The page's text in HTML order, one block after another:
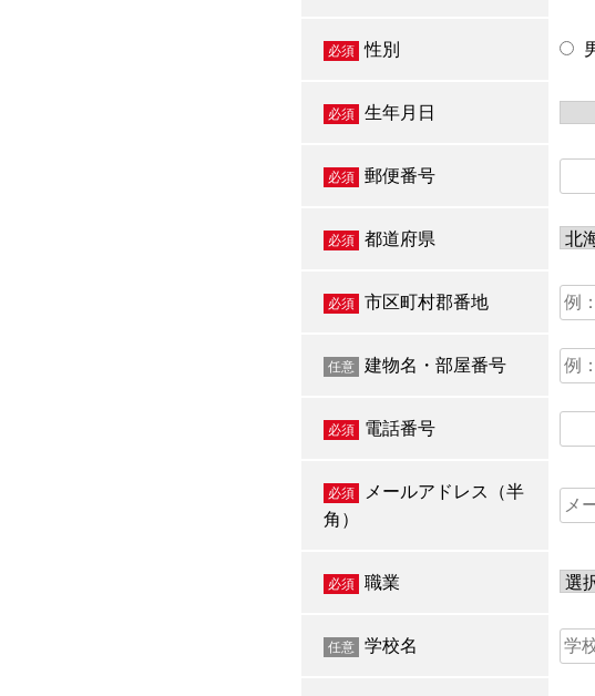
必須 性別
必須 生年月日
必須 郵便番号
必須 都道府県
必須 市区町村郡番地
任意 建物名・部屋番号
必須 電話番号
必須
メールアドレス（半
角）
必須 職業
任意 学校名